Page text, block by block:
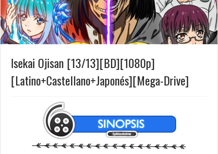
Isekai Ojisan [13/13][BD][1080p]
[Latino+Castellano+Japonés][Mega-Drive]